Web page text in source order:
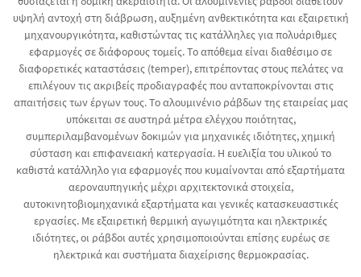
υψηλή αντοχή στη διάβρωση, αυξημένη ανθεκτικότητα και εξαιρετική
μηχανουργικότητα, καθιστώντας τις κατάλληλες για πολυάριθμες
εφαρμογές σε διάφορους τομείς. Το απόθεμα είναι διαθέσιμο σε
διαφορετικές καταστάσεις (temper), επιτρέποντας στους πελάτες να
επιλέγουν τις ακριβείς προδιαγραφές που ανταποκρίνονται στις
απαιτήσεις των έργων τους. Το αλουμινένιο ράβδων της εταιρείας μας
υπόκειται σε αυστηρά μέτρα ελέγχου ποιότητας,
συμπεριλαμβανομένων δοκιμών για μηχανικές ιδιότητες, χημική
σύσταση και επιφανειακή κατεργασία. Η ευελιξία του υλικού το
καθιστά κατάλληλο για εφαρμογές που κυμαίνονται από εξαρτήματα
αεροναυπηγικής μέχρι αρχιτεκτονικά στοιχεία,
αυτοκινητοβιομηχανικά εξαρτήματα και γενικές κατασκευαστικές
εργασίες. Με εξαιρετική θερμική αγωγιμότητα και ηλεκτρικές
ιδιότητες, οι ράβδοι αυτές χρησιμοποιούνται επίσης ευρέως σε
ηλεκτρικά και συστήματα διαχείρισης θερμοκρασίας.